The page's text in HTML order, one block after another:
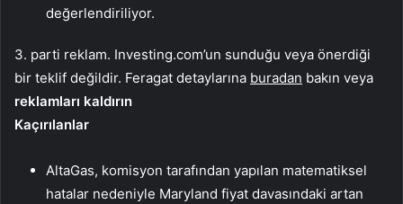
değerlendiriliyor.
3. parti reklam. Investing.com’un sunduğu veya önerdiği
bir teklif değildir. Feragat detaylarına buradan bakın veya
reklamları kaldırın
Kaçırılanlar
AltaGas, komisyon tarafından yapılan matematiksel
hatalar nedeniyle Maryland fiyat davasındaki artan